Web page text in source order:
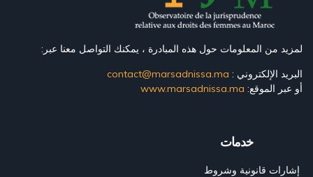
لمزيد من المعلومات حول هذه المبادرة ، يمكنك التواصل معنا عبر:
البريد الإلكتروني : contact@marsadnissa.ma
أو عبر الموقع: www.marsadnissa.ma
خدمات
إشارات قانونية وشروط